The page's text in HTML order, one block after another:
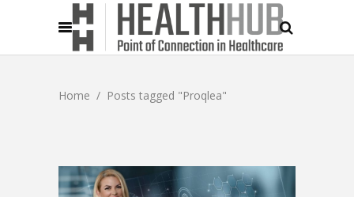
Home / Posts tagged "Proqlea"